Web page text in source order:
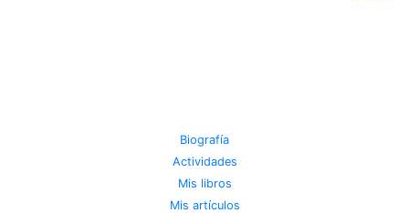
Biografía
Actividades
Mis libros
Mis artículos